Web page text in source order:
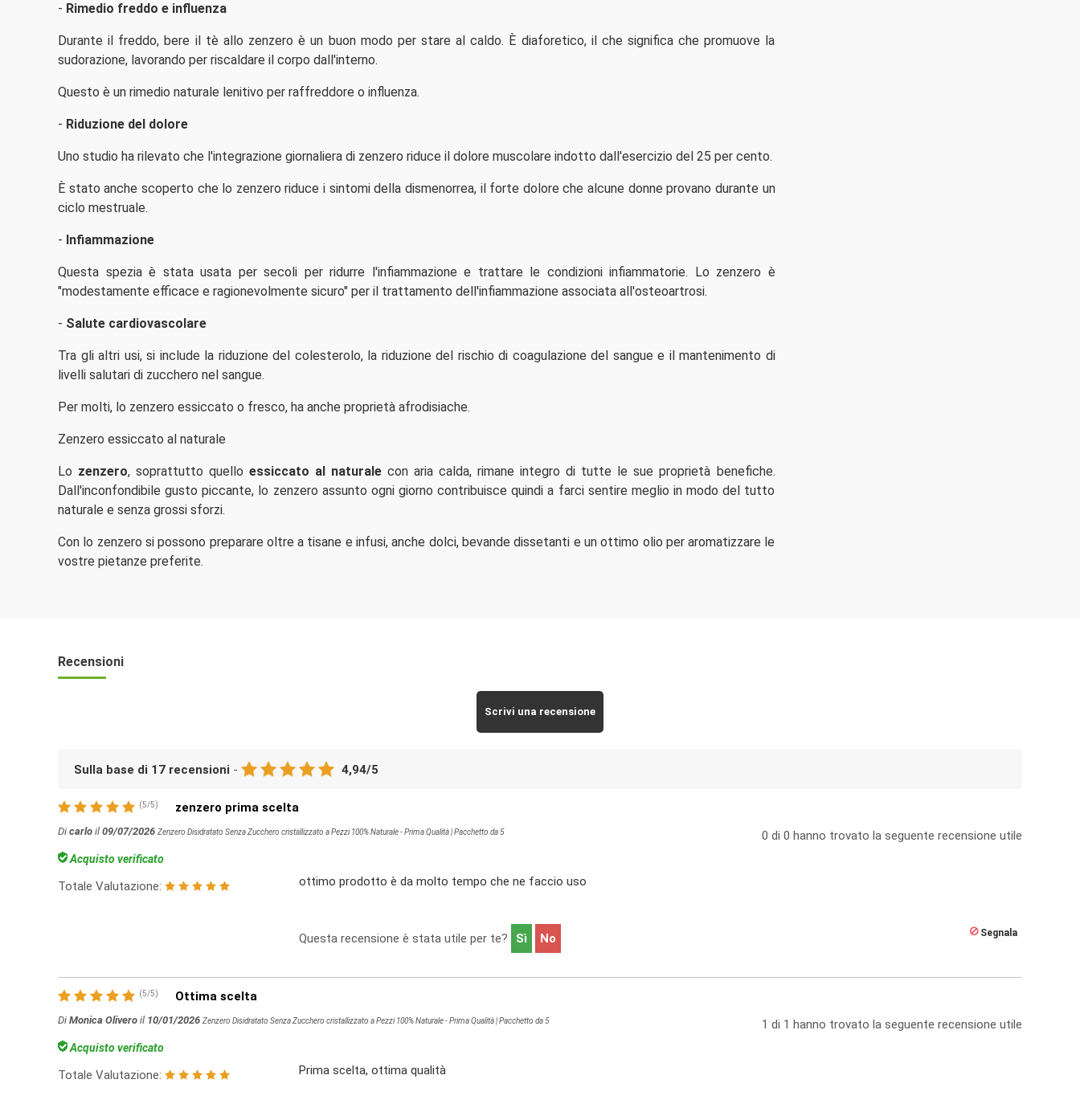
- Rimedio freddo e influenza
Durante il freddo, bere il tè allo zenzero è un buon modo per stare al caldo. È diaforetico, il che significa che promuove la
sudorazione, lavorando per riscaldare il corpo dall'interno.
Questo è un rimedio naturale lenitivo per raffreddore o influenza.
- Riduzione del dolore
Uno studio ha rilevato che l'integrazione giornaliera di zenzero riduce il dolore muscolare indotto dall'esercizio del 25 per cento.
È stato anche scoperto che lo zenzero riduce i sintomi della dismenorrea, il forte dolore che alcune donne provano durante un
ciclo mestruale.
- Infiammazione
Questa spezia è stata usata per secoli per ridurre l'infiammazione e trattare le condizioni infiammatorie. Lo zenzero è
"modestamente efficace e ragionevolmente sicuro" per il trattamento dell'infiammazione associata all'osteoartrosi.
- Salute cardiovascolare
Tra gli altri usi, si include la riduzione del colesterolo, la riduzione del rischio di coagulazione del sangue e il mantenimento di
livelli salutari di zucchero nel sangue.
Per molti, lo zenzero essiccato o fresco, ha anche proprietà afrodisiache.
Zenzero essiccato al naturale
Lo zenzero, soprattutto quelloessiccato al naturale con aria calda, rimane integro di tutte le sue proprietà benefiche.
Dall'inconfondibile gusto piccante, lo zenzero assunto ogni giorno contribuisce quindi a farci sentire meglio in modo del tutto
naturale e senza grossi sforzi.
Con lo zenzero si possono preparare oltre a tisane e infusi, anche dolci, bevande dissetanti e un ottimo olio per aromatizzare le
vostre pietanze preferite.
Recensioni
Scrivi una recensione
Sulla base di 17 recensioni - 4,94/5
(5/5) zenzero prima scelta
Di carlo il 09/07/2026 Zenzero Disidratato Senza Zucchero cristallizzato a Pezzi 100% Naturale - Prima Qualità | Pacchetto da 5 0 di 0 hanno trovato la seguente recensione utile
Acquisto verificato
Totale Valutazione: ottimo prodotto è da molto tempo che ne faccio uso
Questa recensione è stata utile per te? Sì No Segnala
(5/5) Ottima scelta
Di Monica Olivero il 10/01/2026 Zenzero Disidratato Senza Zucchero cristallizzato a Pezzi 100% Naturale - Prima Qualità | Pacchetto da 5 1 di 1 hanno trovato la seguente recensione utile
Acquisto verificato
Totale Valutazione: Prima scelta, ottima qualità